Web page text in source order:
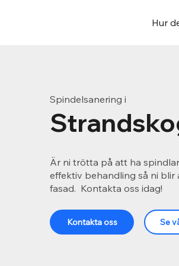
Hur
Spindelsanering i
Är ni trötta på att ha
effektiv behandling så ni blir
fasad. Kontakta oss idag!
Kontakta oss Se